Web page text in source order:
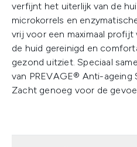
verfijnt het uiterlijk van de
microkorrels en
vrij voor een maximaal
de huid gereinigd en
gezond uitziet. Speciaal
van PREVAGE® Anti-ageing
Zacht genoeg voor de